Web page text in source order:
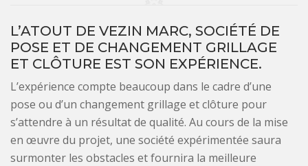
L’ATOUT DE VEZIN MARC, SOCIÉTÉ DE
POSE ET DE CHANGEMENT GRILLAGE
ET CLÔTURE EST SON EXPÉRIENCE.
L’expérience compte beaucoup dans le cadre d’une
pose ou d’un changement grillage et clôture pour
s’attendre à un résultat de qualité. Au cours de la mise
en œuvre du projet, une société expérimentée saura
surmonter les obstacles et fournira la meilleure